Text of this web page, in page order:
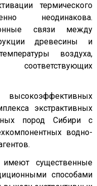
термического
неодинакова.
связи между
древесины и
воздуха,
экстрактивных
пород Сибири с
водно-
существенные
способами